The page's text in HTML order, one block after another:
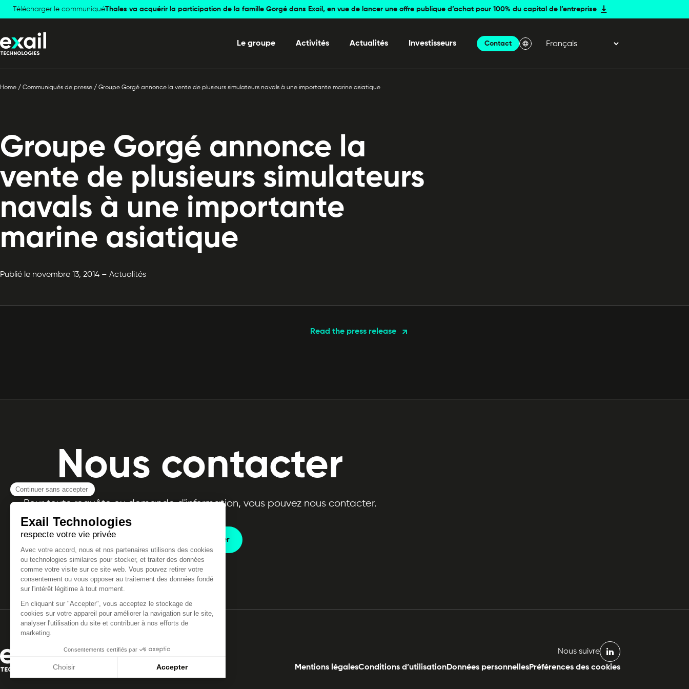
Skip to
navigation
Skip to
content
Télécharger le communiquéThales va acquérir la participation de la famille Gorgé dans Exail, en vue de lancer une offre publique d’achat pour 100% du capital de l’entreprise
Le groupe Activités Actualités Investisseurs Contact
Menu Langue
Home / Communiqués de presse / Groupe Gorgé annonce la vente de plusieurs simulateurs navals à une importante marine asiatique
Groupe Gorgé annonce la
vente de plusieurs simulateurs
navals à une importante
marine asiatique
Publié le novembre 13, 2014 – Actualités
Read the press release
Nous contacter
Pour toute requête ou demande d'information, vous pouvez nous contacter.
Nous contacter
Nous suivre
linkedin
Mentions légalesConditions d’utilisationDonnées personnellesPréférences des cookies